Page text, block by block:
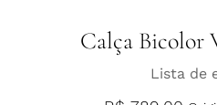
Calça Bicolor
Lista de